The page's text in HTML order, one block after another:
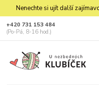
Nenechte si ujít další
+420 731 153 484
(Po-Pá, 8-16 hod.)